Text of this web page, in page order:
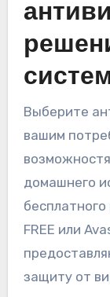
Выберите
вашим
домашнего
FREE или
защиту от